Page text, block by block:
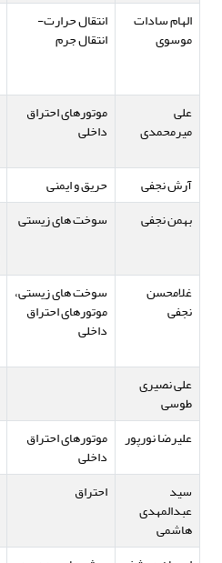
الهام سادات
موسوی
انتقال حرارت-
انتقال جرم
علی
میرمحمدی
موتورهای احتراق
داخلی
آرش نجفی
حریق و ایمنی
بهمن نجفی
سوخت های زیستی
غلامحسن
نجفی
سوخت های زیستی،
موتورهای احتراق
داخلی
علی نصیری
طوسی
علیرضا نورپور
موتورهای احتراق
داخلی
سید
عبدالمهدی
هاشمی
احتراق